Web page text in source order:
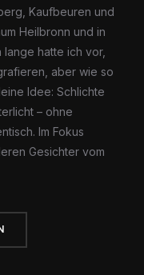
Kaufbeuren und
Heilbronn und in
lange hatte ich vor,
aber wie so
Idee: Schlichte
– ohne
Im Fokus
Gesichter vom